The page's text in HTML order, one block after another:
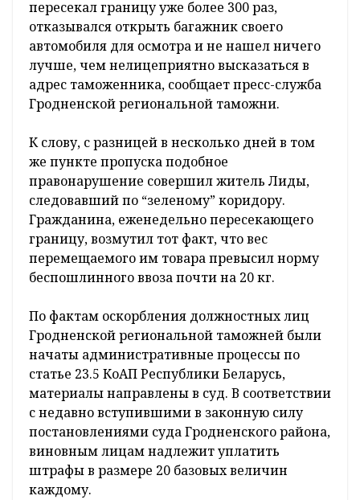
пересекал границу уже более 300 раз,
отказывался открыть багажник своего
автомобиля для осмотра и не нашел ничего
лучше, чем нелицеприятно высказаться в
адрес таможенника, сообщает пресс-служба
Гродненской региональной таможни.
К слову, с разницей в несколько дней в том
же пункте пропуска подобное
правонарушение совершил житель Лиды,
следовавший по “зеленому” коридору.
Гражданина, еженедельно пересекающего
границу, возмутил тот факт, что вес
перемещаемого им товара превысил норму
беспошлинного ввоза почти на 20 кг.
По фактам оскорбления должностных лиц
Гродненской региональной таможней были
начаты административные процессы по
статье 23.5 КоАП Республики Беларусь,
материалы направлены в суд. В соответствии
с недавно вступившими в законную силу
постановлениями суда Гродненского района,
виновным лицам надлежит уплатить
штрафы в размере 20 базовых величин
каждому.